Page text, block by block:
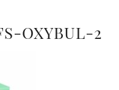
OXYBUL-2